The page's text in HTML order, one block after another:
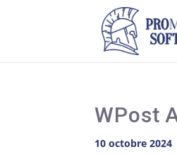
WPost
10 octobre 2024